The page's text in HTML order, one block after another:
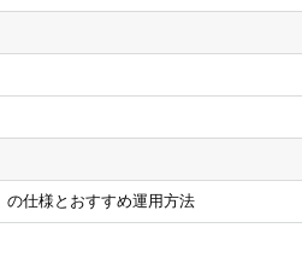
の仕様とおすすめ運用方法